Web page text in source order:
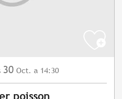
30 Oct. a 14:30
poisson